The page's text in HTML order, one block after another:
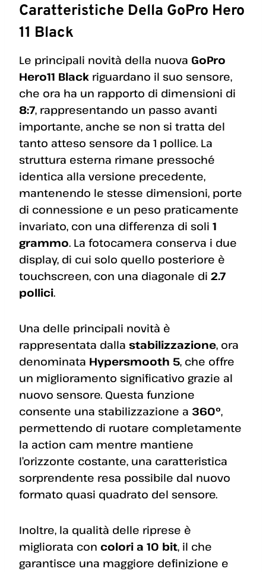
Caratteristiche Della GoPro Hero
11 Black
Le principali novità della nuova GoPro
Hero11 Black riguardano il suo sensore,
che ora ha un rapporto di dimensioni di
8:7, rappresentando un passo avanti
importante, anche se non si tratta del
tanto atteso sensore da 1 pollice. La
struttura esterna rimane pressoché
identica alla versione precedente,
mantenendo le stesse dimensioni, porte
di connessione e un peso praticamente
invariato, con una differenza di soli 1
grammo. La fotocamera conserva i due
display, di cui solo quello posteriore è
touchscreen, con una diagonale di 2.7
pollici.
Una delle principali novità è
rappresentata dalla stabilizzazione, ora
denominata Hypersmooth 5, che offre
un miglioramento significativo grazie al
nuovo sensore. Questa funzione
consente una stabilizzazione a 360°,
permettendo di ruotare completamente
la action cam mentre mantiene
l’orizzonte costante, una caratteristica
sorprendente resa possibile dal nuovo
formato quasi quadrato del sensore.
Inoltre, la qualità delle riprese è
migliorata con colori a 10 bit, il che
garantisce una maggiore definizione e